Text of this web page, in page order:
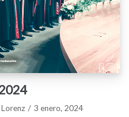
3 enero, 2024